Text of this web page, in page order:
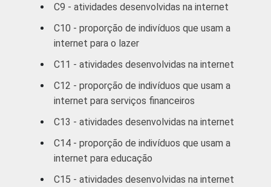
R$1396-R$2325 51
R$2326-R$4650
R$4651 ou mais 60
CLASSE
A
B 62
C
C9 - atividades desenvolvidas na internet
C10 - proporção de indivíduos que usam a
internet para o lazer
C11 - atividades desenvolvidas na internet
C12 - proporção de indivíduos que usam a
internet para serviços financeiros
C13 - atividades desenvolvidas na internet
C14 - proporção de indivíduos que usam a
internet para educação
C15 - atividades desenvolvidas na internet